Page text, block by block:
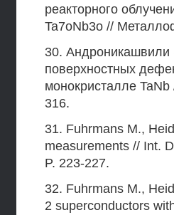
реакторного
Ta7oNb3o //
30.
поверхностных
монокристалле
316.
31. Fuhrmans М.,
measurements // Int.
P. 223-227.
32. Fuhrmans M.,
2 superconductors